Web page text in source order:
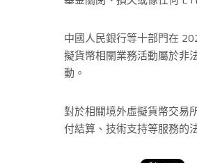
中國人民銀行等十部門在
擬貨幣相關業務活動屬於非
動。
對於相關境外虛擬貨幣交易
付結算、技術支持等服務的